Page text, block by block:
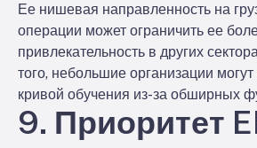
Ее нишевая направленность на
операции может ограничить ее
привлекательность в других
того, небольшие организации могут
кривой обучения из-за обширных
9. Приоритет